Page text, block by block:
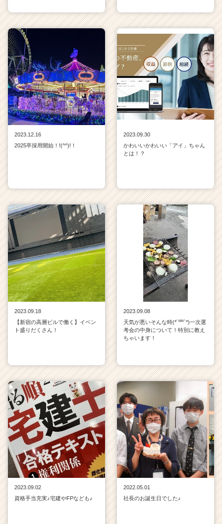
2023.12.16
2025卒採用開始！!(^^)!！
2023.09.30
かわいいかわいい「アイ」ちゃん
とは！？
2023.09.18
【新宿の高層ビルで働く】イベン
ト盛りだくさん！
2023.09.08
天気が悪いそんな時(*´罒`*)一次選
考会の中身について！特別に教え
ちゃいます！
2023.09.02
資格手当充実♪宅建やFPなども♪
2022.05.01
社長のお誕生日でした♪